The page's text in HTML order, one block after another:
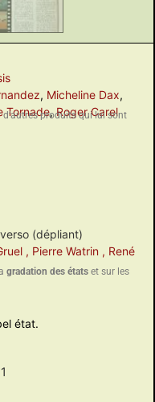
, Micheline Dax,
Tornade,Roger Carel
produits qui lui sont
(dépliant)
, Pierre Watrin , René
gradation des états et sur les
état.